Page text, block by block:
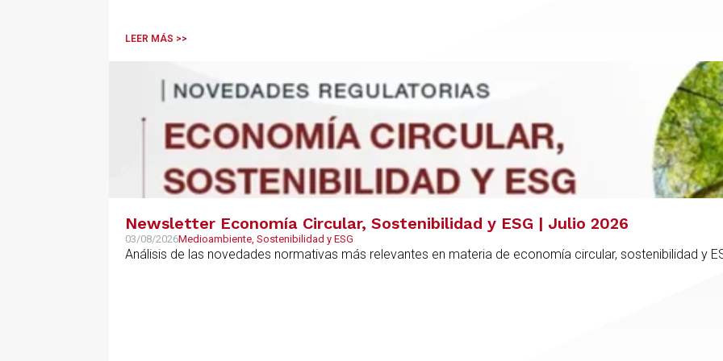
LEER MÁS >>
Newsletter Economía Circular, Sostenibilidad y ESG | Julio 2026
03/08/2026Medioambiente, Sostenibilidad y ESG
Análisis de las novedades normativas más relevantes en materia de economía circular, sostenibilidad y